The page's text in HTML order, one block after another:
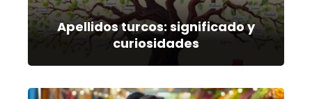
Apellidos turcos: significado y
curiosidades